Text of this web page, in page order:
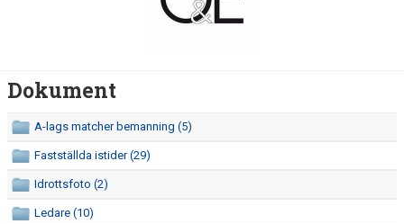
MEDLEMMAR
Dokument
A-lags matcher bemanning (5)
Fastställda istider (29)
Idrottsfoto (2)
Ledare (10)